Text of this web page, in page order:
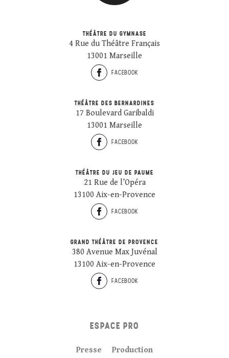
THÉÂTRE DU GYMNASE
4 Rue du Théâtre Français
13001 Marseille
FACEBOOK
THÉÂTRE DES BERNARDINES
17 Boulevard Garibaldi
13001 Marseille
FACEBOOK
THÉÂTRE DU JEU DE PAUME
21 Rue de l’Opéra
13100 Aix-en-Provence
FACEBOOK
GRAND THÉÂTRE DE PROVENCE
380 Avenue Max Juvénal
13100 Aix-en-Provence
FACEBOOK
ESPACE PRO
Presse Production